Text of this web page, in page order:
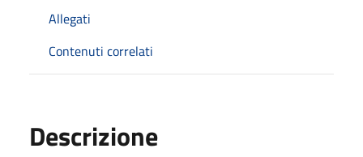
Allegati
Contenuti correlati
Descrizione